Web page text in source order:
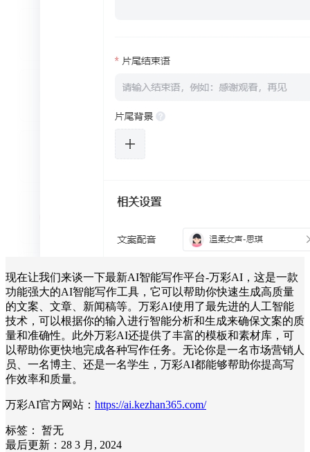
现在让我们来谈一下最新AI智能写作平台-万彩AI，这是一款
功能强大的AI智能写作工具，它可以帮助你快速生成高质量
的文案、文章、新闻稿等。万彩AI使用了最先进的人工智能
技术，可以根据你的输入进行智能分析和生成来确保文案的质
量和准确性。此外万彩AI还提供了丰富的模板和素材库，可
以帮助你更快地完成各种写作任务。无论你是一名市场营销人
员、一名博主、还是一名学生，万彩AI都能够帮助你提高写
作效率和质量。
万彩AI官方网站： https://ai.kezhan365.com/
标签：
暂无
最后更新：28 3 月, 2024